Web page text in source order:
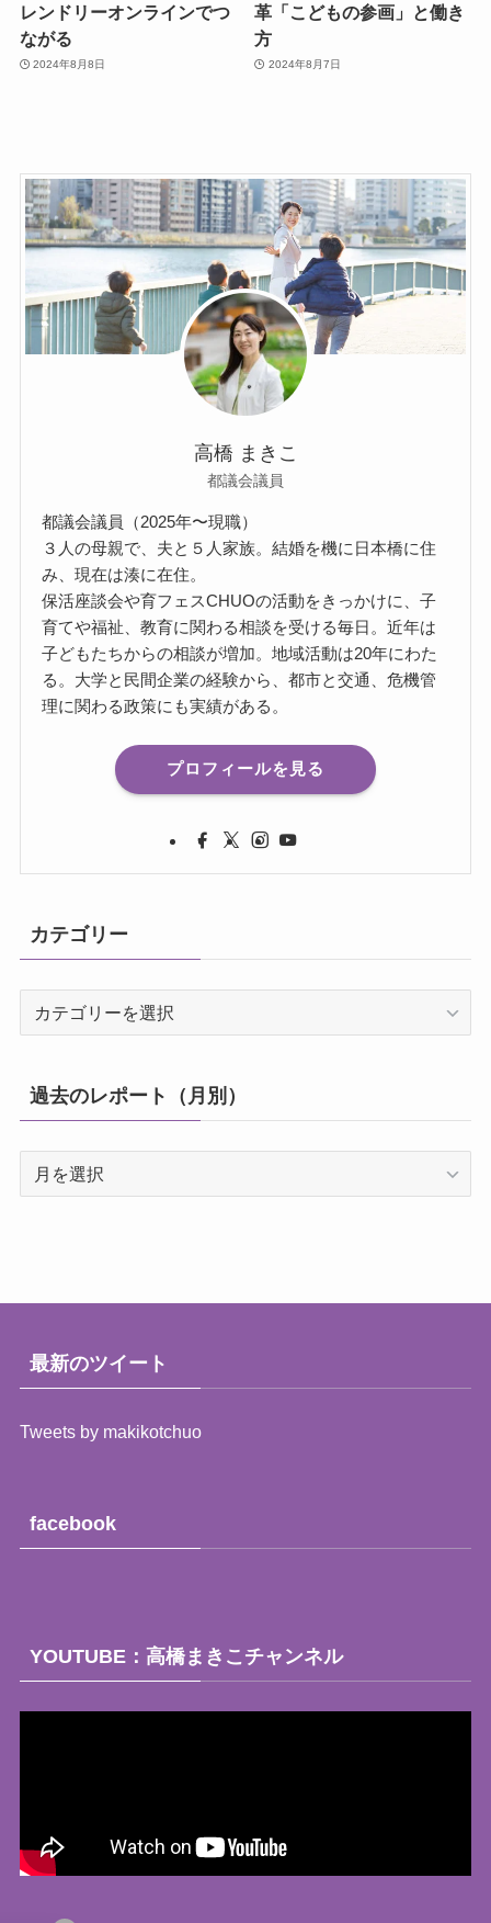
レンドリーオンラインでつ
ながる
2024年8月8日
革「こどもの参画」と働き
方
2024年8月7日
高橋 まきこ
都議会議員
都議会議員（2025年〜現職）
３人の母親で、夫と５人家族。結婚を機に日本橋に住
み、現在は湊に在住。
保活座談会や育フェスCHUOの活動をきっかけに、子
育てや福祉、教育に関わる相談を受ける毎日。近年は
子どもたちからの相談が増加。地域活動は20年にわた
る。大学と民間企業の経験から、都市と交通、危機管
理に関わる政策にも実績がある。
プロフィールを見る
カテゴリー
リ
ー
過去のレポート（月別）
ー
（月
最新のツイート
Tweets by makikotchuo
facebook
YOUTUBE：高橋まきこチャンネル